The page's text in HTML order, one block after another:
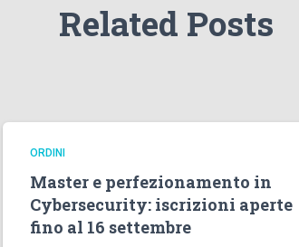
Related Posts
ORDINI
Master e perfezionamento in
Cybersecurity: iscrizioni aperte
fino al 16 settembre